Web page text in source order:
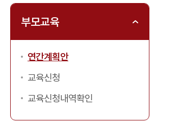
부모교육
연간계획안
교육신청
교육신청내역확인